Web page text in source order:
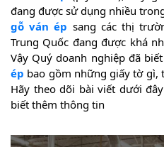
đang được sử dụng nhiều
gỗ ván ép sang các thị
Trung Quốc đang được khá
Vậy Quý doanh nghiệp đã
ép bao gồm những giấy tờ gì,
Hãy theo dõi bài viết dưới
biết thêm thông tin